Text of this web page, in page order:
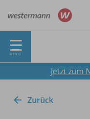
MENÜ
Jetzt zum
Zurück